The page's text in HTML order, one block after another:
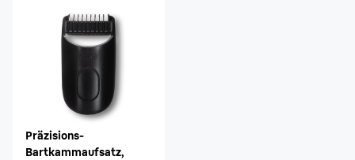
Präzisions-
Bartkammaufsatz,